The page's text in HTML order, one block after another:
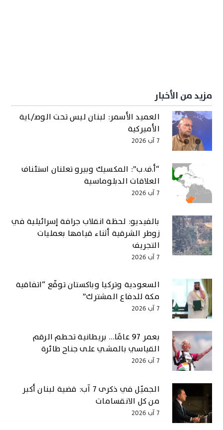
مزيد من الأخبار
العميد الأسمر: لبنان ليس تحت الوصـ/ـاية
الأميركية
7 آب 2026
“أ.ف.ب”: المكسيك وبيرو تعلنان استئناف
العلاقات الدبلوماسية
7 آب 2026
بالفيديو: لحظة انقلاب جرافة إسرائيلية في
زوطر الشرقية أثناء قيامها بعمليات
التجريف
7 آب 2026
السعودية وتركيا وباكستان توقّع “اتفاقية
مكة للدفاع المشترك”
7 آب 2026
بعمر 97 عامًا… بريطانية تحطم الرقم
القياسي بالمشي على جناح طائرة
7 آب 2026
الجميّل في ذكرى 7 آب: قضية لبنان أكبر
من كل الانقسامات
7 آب 2026